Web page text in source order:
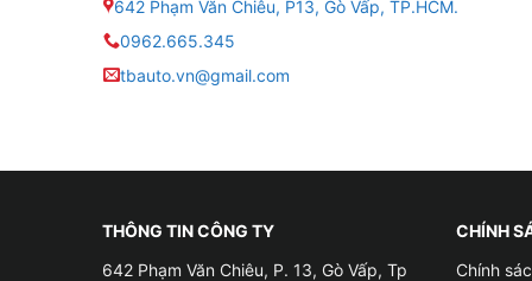
642 Phạm Văn Chiêu, P13, Gò Vấp, TP.HCM.
0962.665.345
tbauto.vn@gmail.com
THÔNG TIN CÔNG TY
642 Phạm Văn Chiêu, P. 13, Gò Vấp, Tp
CHÍNH
Chính